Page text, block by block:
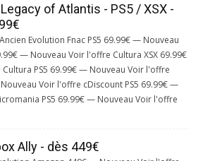
of Atlantis - PS5 / XSX -
Evolution Fnac PS5 69.99€ — Nouveau
— Nouveau Voir l'offre Cultura XSX 69.99€
PS5 69.99€ — Nouveau Voir l'offre
Voir l'offre cDiscount PS5 69.99€ —
PS5 69.99€ — Nouveau Voir l'offre
Ally - dès 449€